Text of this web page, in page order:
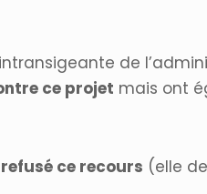
de
ce projet mais ont
refusé ce recours (elle